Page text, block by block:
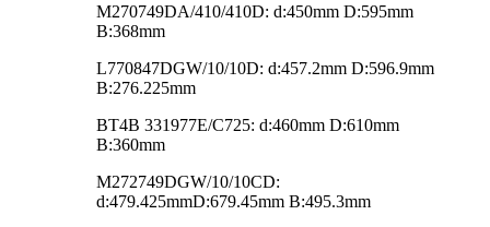
M270749DA/410/410D: d:450mm D:595mm
B:368mm
L770847DGW/10/10D: d:457.2mm D:596.9mm
B:276.225mm
BT4B 331977E/C725: d:460mm D:610mm
B:360mm
M272749DGW/10/10CD:
d:479.425mmD:679.45mm B:495.3mm